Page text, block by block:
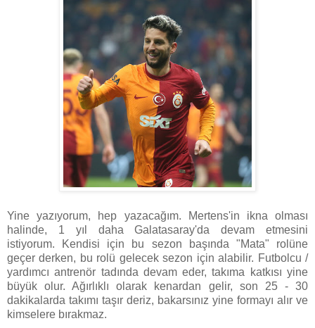
Yine yazıyorum, hep yazacağım. Mertens'in ikna olması
halinde, 1 yıl daha Galatasaray'da devam etmesini
istiyorum. Kendisi için bu sezon başında "Mata" rolüne
geçer derken, bu rolü gelecek sezon için alabilir. Futbolcu /
yardımcı antrenör tadında devam eder, takıma katkısı yine
büyük olur. Ağırlıklı olarak kenardan gelir, son 25 - 30
dakikalarda takımı taşır deriz, bakarsınız yine formayı alır ve
kimselere bırakmaz.